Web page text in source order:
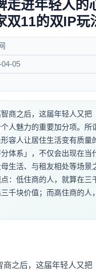
走进年轻人的
双11的双IP玩
05
商之后，这届年轻人又把
人魅力的重要加分项。所
容人让居住生活变有质量
体系」，不仅会出现在当
生活、与租友相处等场景
：低住商的人，就算在三
千块价值；而高住商的人
商之后，这届年轻人又把